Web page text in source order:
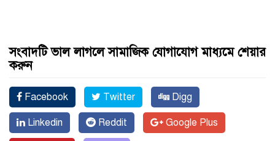
সংবাদটি ভাল লাগলে সামাজিক যোগাযোগ মাধ্যমে শেয়ার
করুন
Facebook Twitter Digg
Linkedin Reddit Google Plus